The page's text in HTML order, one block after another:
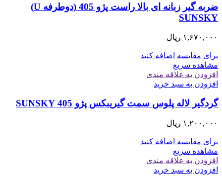
ضربه گیر زبانه ای بالا راست پژو 405 (دوطرفه U)
SUNSKY
۱,۶۷۰,۰۰۰ ریال
برای مقایسه اضافه کنید
مشاهده سریع
افزودن به علاقه مندی
افزودن به سبد خرید
گردگیر لاله پلوس سمت گیریبکس پژو 405 SUNSKY
۱,۲۰۰,۰۰۰ ریال
برای مقایسه اضافه کنید
مشاهده سریع
افزودن به علاقه مندی
افزودن به سبد خرید